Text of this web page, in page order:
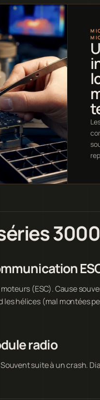
(ESC). Cause
les hélices (mal montées
radio
suite à un crash.